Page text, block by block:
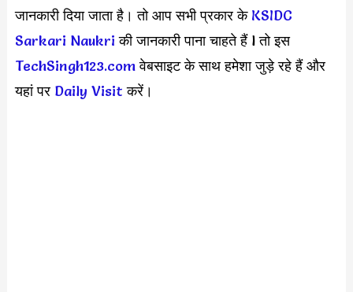
जानकारी दिया जाता है। तो आप सभी प्रकार केKSIDC
Sarkari Naukri की जानकारी पाना चाहते हैं l तो इस
TechSingh123.comवेबसाइट के साथ हमेशा जुड़े रहे हैं और
यहां पर Daily Visit करें।